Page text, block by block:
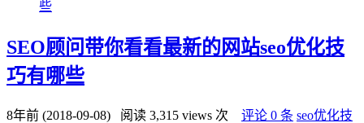
SEO顾问带你看看最新的网站seo优化技
巧有哪些
8年前 (2018-09-08) 阅读 3,315 views 次 评论 0 条 seo优化技